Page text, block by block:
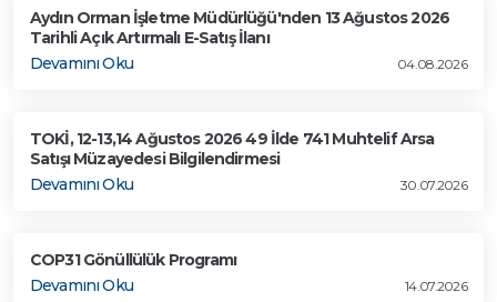
Aydın Orman İşletme Müdürlüğü'nden 13 Ağustos 2026
Tarihli Açık Artırmalı E-Satış İlanı
Devamını Oku
04.08.2026
TOKİ, 12-13,14 Ağustos 2026 49 İlde 741 Muhtelif Arsa
Satışı Müzayedesi Bilgilendirmesi
Devamını Oku
30.07.2026
COP31 Gönüllülük Programı
Devamını Oku
14.07.2026